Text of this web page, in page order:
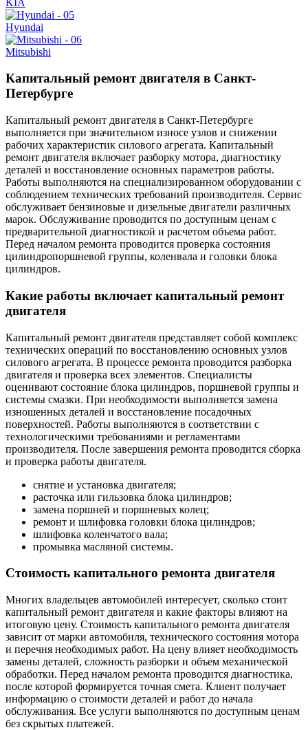
Hyundai
Mitsubishi
Капитальный ремонт двигателя в Санкт-
Петербурге
Капитальный ремонт двигателя в Санкт-Петербурге
выполняется при значительном износе узлов и снижении
рабочих характеристик силового агрегата. Капитальный
ремонт двигателя включает разборку мотора, диагностику
деталей и восстановление основных параметров работы.
Работы выполняются на специализированном оборудовании с
соблюдением технических требований производителя. Сервис
обслуживает бензиновые и дизельные двигатели различных
марок. Обслуживание проводится по доступным ценам с
предварительной диагностикой и расчетом объема работ.
Перед началом ремонта проводится проверка состояния
цилиндропоршневой группы, коленвала и головки блока
цилиндров.
Какие работы включает капитальный ремонт
двигателя
Капитальный ремонт двигателя представляет собой комплекс
технических операций по восстановлению основных узлов
силового агрегата. В процессе ремонта проводится разборка
двигателя и проверка всех элементов. Специалисты
оценивают состояние блока цилиндров, поршневой группы и
системы смазки. При необходимости выполняется замена
изношенных деталей и восстановление посадочных
поверхностей. Работы выполняются в соответствии с
технологическими требованиями и регламентами
производителя. После завершения ремонта проводится сборка
и проверка работы двигателя.
снятие и установка двигателя;
расточка или гильзовка блока цилиндров;
замена поршней и поршневых колец;
ремонт и шлифовка головки блока цилиндров;
шлифовка коленчатого вала;
промывка масляной системы.
Стоимость капитального ремонта двигателя
Многих владельцев автомобилей интересует, сколько стоит
капитальный ремонт двигателя и какие факторы влияют на
итоговую цену. Стоимость капитального ремонта двигателя
зависит от марки автомобиля, технического состояния мотора
и перечня необходимых работ. На цену влияет необходимость
замены деталей, сложность разборки и объем механической
обработки. Перед началом ремонта проводится диагностика,
после которой формируется точная смета. Клиент получает
информацию о стоимости деталей и работ до начала
обслуживания. Все услуги выполняются по доступным ценам
без скрытых платежей.